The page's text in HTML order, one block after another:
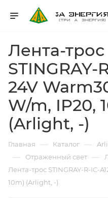
Лента-трос
STINGRAY-
24V
W/m, IP20,
(Arlight, -)
Главная — Каталог —
— Отраженный свет —
Лента-трос STINGRAY-R-IC-
10m) (Arlight, -)